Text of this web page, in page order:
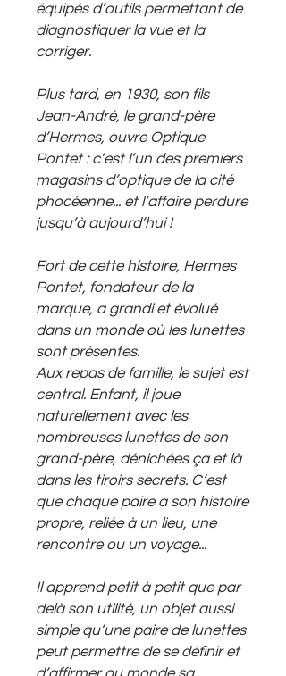
équipés d’outils permettant de
diagnostiquer la vue et la
corriger.
Plus tard, en 1930, son fils
Jean-André, le grand-père
d’Hermes, ouvre Optique
Pontet : c’est l’un des premiers
magasins d’optique de la cité
phocéenne... et l’affaire perdure
jusqu’à aujourd’hui !
Fort de cette histoire, Hermes
Pontet, fondateur de la
marque, a grandi et évolué
dans un monde où les lunettes
sont présentes.
Aux repas de famille, le sujet est
central. Enfant, il joue
naturellement avec les
nombreuses lunettes de son
grand-père, dénichées ça et là
dans les tiroirs secrets. C’est
que chaque paire a son histoire
propre, reliée à un lieu, une
rencontre ou un voyage...
Il apprend petit à petit que par
delà son utilité, un objet aussi
simple qu’une paire de lunettes
peut permettre de se définir et